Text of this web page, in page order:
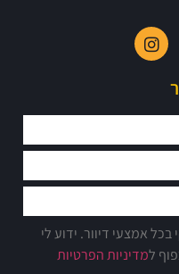
אמצעי דיוור. ידוע לי
למדיניות הפרטיות